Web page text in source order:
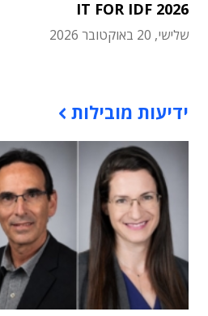
IT FOR IDF 2026
שלישי, 20 באוקטובר 2026
ידיעות מובילות